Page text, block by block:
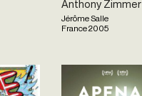
Anthony Zimmer
Jérôme Salle
France2005